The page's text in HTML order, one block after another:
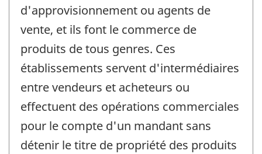
d'approvisionnement ou agents de
vente, et ils font le commerce de
produits de tous genres. Ces
établissements servent d'intermédiaires
entre vendeurs et acheteurs ou
effectuent des opérations commerciales
pour le compte d'un mandant sans
détenir le titre de propriété des produits